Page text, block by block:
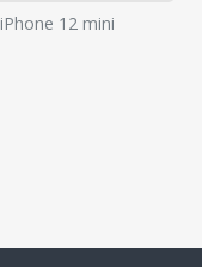
iPhone 12 mini